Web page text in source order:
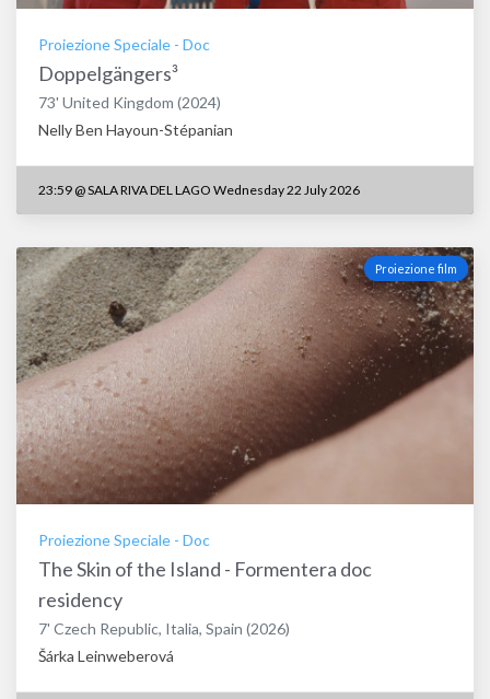
Proiezione Speciale - Doc
Doppelgängers³
73' United Kingdom (2024)
Nelly Ben Hayoun-Stépanian
23:59 @SALA RIVA DEL LAGO Wednesday 22 July 2026
Proiezione film
Proiezione Speciale - Doc
The Skin of the Island - Formentera doc
residency
7' Czech Republic, Italia, Spain (2026)
Šárka Leinweberová